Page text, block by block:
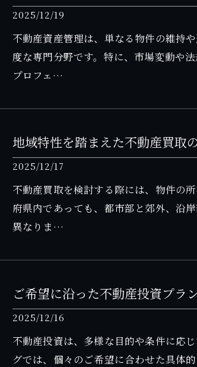
2025/12/19
不動産資産管理は、単なる物件の維持
度な専門分野です。特に、市場変動や
プロフェ…
地域特性を踏まえた不動産買取
2025/12/17
不動産買取を検討する際には、物件の
府県内であっても、都市部と郊外、沿
異なりま…
ご希望に沿った不動産投資プラ
2025/12/16
不動産投資は、多様な目的や条件に応
グでは、個々のご希望に合わせた具体